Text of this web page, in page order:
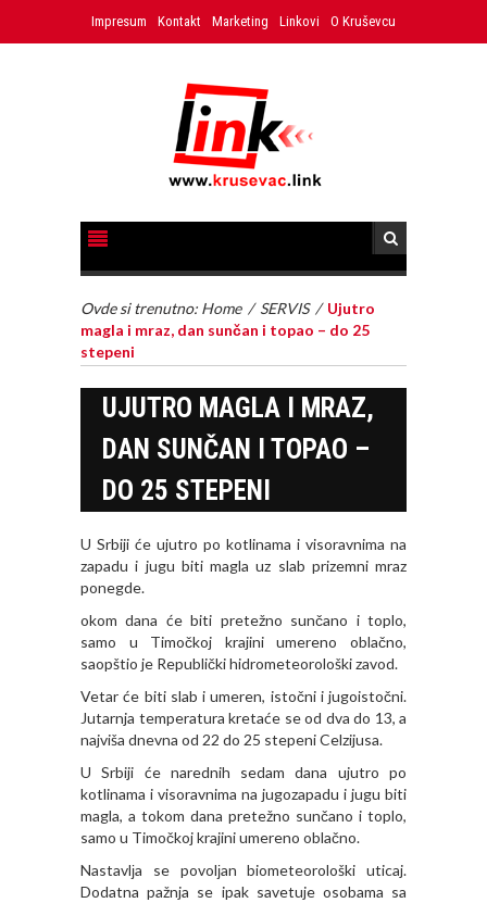
Impresum Kontakt Marketing Linkovi O Kruševcu
Ovde si trenutno: Home / SERVIS / Ujutro
magla i mraz, dan sunčan i topao – do 25
stepeni
UJUTRO MAGLA I MRAZ,
DAN SUNČAN I TOPAO –
DO 25 STEPENI
U Srbiji će ujutro po kotlinama i visoravnima na
zapadu i jugu biti magla uz slab prizemni mraz
ponegde.
okom dana će biti pretežno sunčano i toplo,
samo u Timočkoj krajini umereno oblačno,
saopštio je Republički hidrometeorološki zavod.
Vetar će biti slab i umeren, istočni i jugoistočni.
Jutarnja temperatura kretaće se od dva do 13, a
najviša dnevna od 22 do 25 stepeni Celzijusa.
U Srbiji će narednih sedam dana ujutro po
kotlinama i visoravnima na jugozapadu i jugu biti
magla, a tokom dana pretežno sunčano i toplo,
samo u Timočkoj krajini umereno oblačno.
Nastavlјa se povolјan biometeorološki uticaj.
Dodatna pažnja se ipak savetuje osobama sa